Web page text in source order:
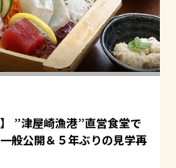
”津屋崎漁港”直営食堂で
般公開＆５年ぶりの見学再